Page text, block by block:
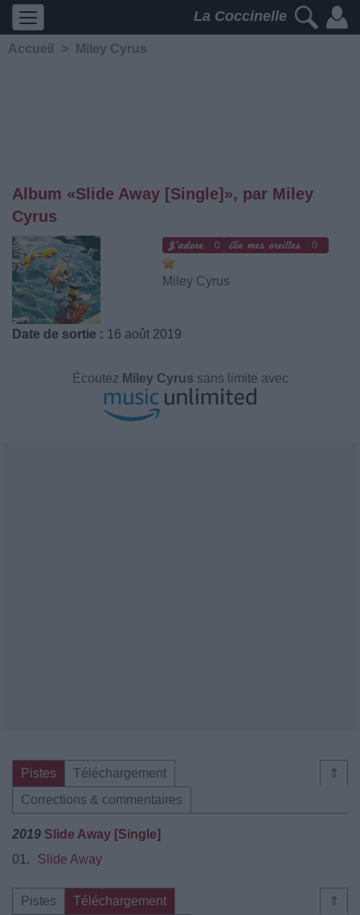
La Coccinelle
Accueil > Miley Cyrus
Album «Slide Away [Single]», par Miley
Cyrus
0 0
Miley Cyrus
Date de sortie : 16 août 2019
Écoutez Miley Cyrus sans limite avec
⇑
Pistes
Téléchargement
Corrections & commentaires
2019 Slide Away [Single]
01.
Slide Away
⇑
Pistes
Téléchargement